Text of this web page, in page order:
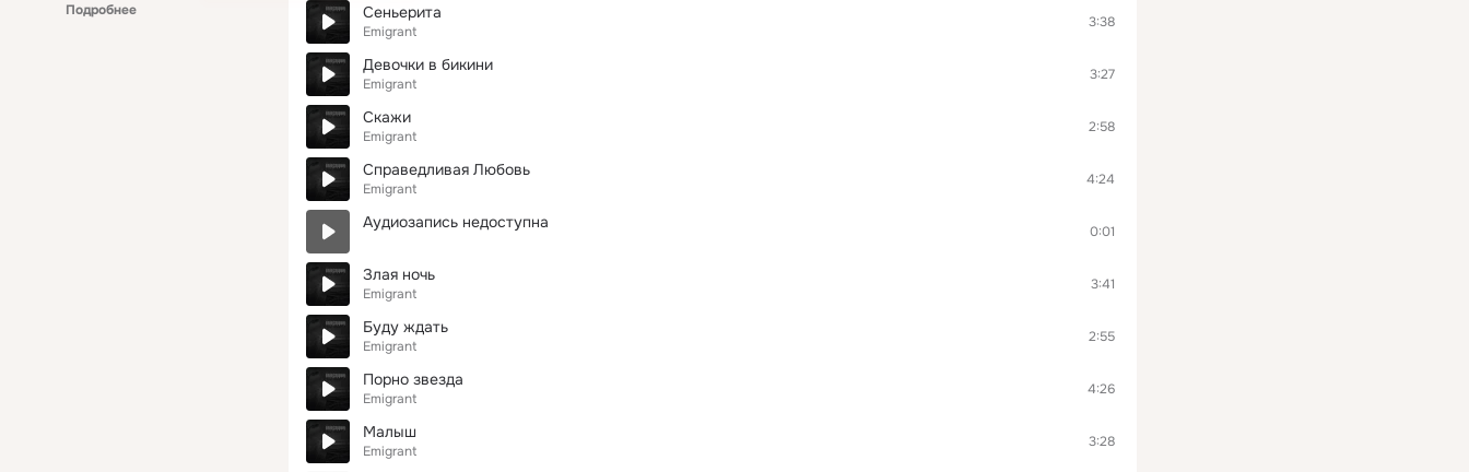
Подробнее
Сеньерита
Emigrant
3:38
Девочки в бикини
Emigrant
3:27
Скажи
Emigrant
2:58
Справедливая Любовь
Emigrant
4:24
Аудиозапись недоступна 0:01
Злая ночь
Emigrant
3:41
Буду ждать
Emigrant
2:55
Порно звезда
Emigrant
4:26
Малыш
Emigrant
3:28